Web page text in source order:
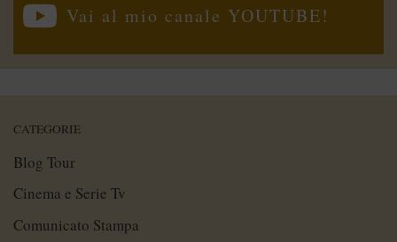
Vai al mio canale YOUTUBE!
CATEGORIE
Blog Tour
Cinema e Serie Tv
Comunicato Stampa